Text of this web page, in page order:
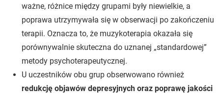
ważne, różnice między grupami były niewielkie, a
poprawa utrzymywała się w obserwacji po zakończeniu
terapii. Oznacza to, że muzykoterapia okazała się
porównywalnie skuteczna do uznanej „standardowej”
metody psychoterapeutycznej.
U uczestników obu grup obserwowano również
redukcję objawów depresyjnych oraz poprawę jakości